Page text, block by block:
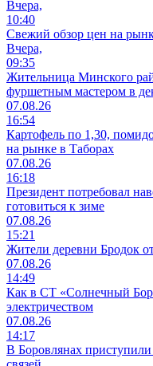
Вчера,
10:40
Свежий обзор цен на
Вчера,
09:35
Жительница Минского
фуршетным мастером в
07.08.26
16:54
Картофель по 1,30,
на рынке в Таборах
07.08.26
16:18
Президент потребовал
готовиться к зиме
07.08.26
15:21
Жители деревни Бродок
07.08.26
14:49
Как в СТ «Солнечный
электричеством
07.08.26
14:17
В Боровлянах